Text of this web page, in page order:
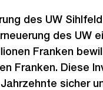
des UW
des UW
Franken
Franken. Diese
sicher